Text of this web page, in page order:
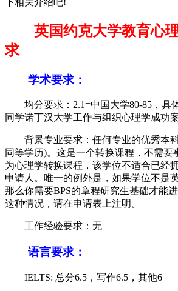
英国约克大学教育心理
求
学术要求：
均分要求：2.1=中国大学80-85，具
同学诺丁汉大学工作与组织心理学成功
背景专业要求：任何专业的优秀本科
同等学历)。这是一个转换课程，不需要
为心理学转换课程，该学位不适合已经
申请人。唯一的例外是，如果学位不是
那么你需要BPS的章程研究生基础才能
这种情况，请在申请表上注明。
工作经验要求：无
语言要求：
IELTS: 总分6.5，写作6.5，其他6